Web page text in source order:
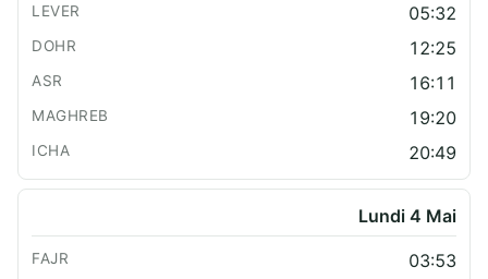
05:32
12:25
16:11
19:20
20:49
Lundi 4 Mai
03:53